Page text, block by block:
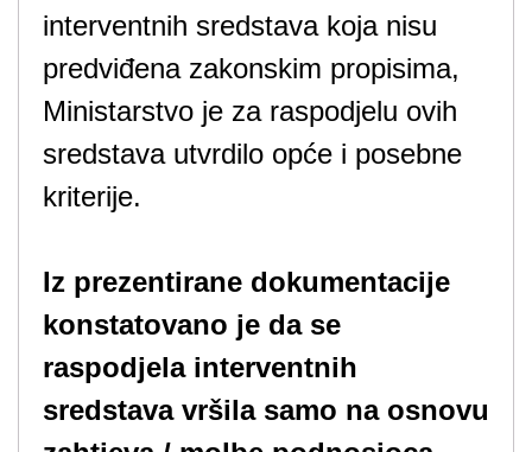
interventnih sredstava koja nisu
predviđena zakonskim propisima,
Ministarstvo je za raspodjelu ovih
sredstava utvrdilo opće i posebne
kriterije.
Iz prezentirane dokumentacije
konstatovano je da se
raspodjela interventnih
sredstava vršila samo na osnovu